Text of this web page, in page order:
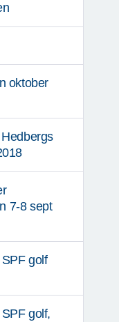
oktober
7-8 sept
golf
golf,